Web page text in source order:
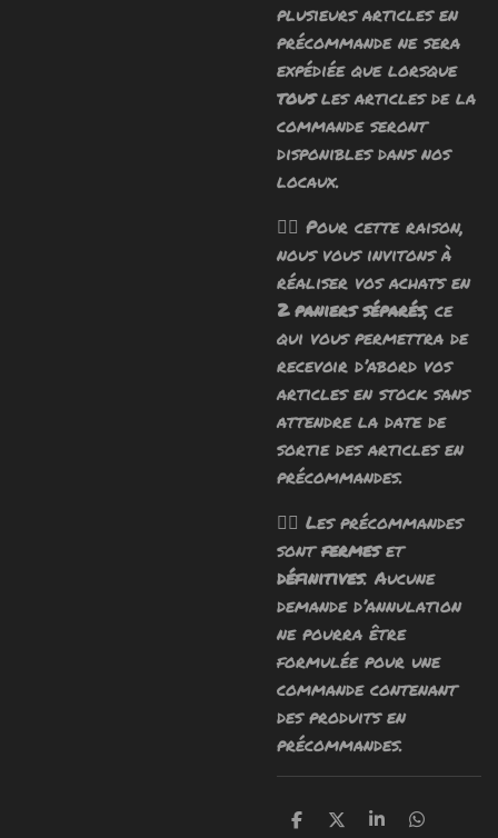
plusieurs articles en
précommande ne sera
expédiée que lorsque
tousles articles de la
commande seront
disponibles dans nos
locaux.
🧙‍♂️ Pour cette raison,
nous vous invitons à
réaliser vos achats en
2 paniers séparés, ce
qui vous permettra de
recevoir d’abord vos
articles en stock sans
attendre la date de
sortie des articles en
précommandes.
🧙‍♂️ Les précommandes
sontfermeset
définitives. Aucune
demande d’annulation
ne pourra être
formulée pour une
commande contenant
des produits en
précommandes.
P
P
P
P